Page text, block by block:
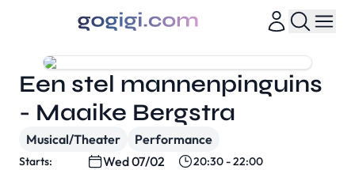
Een stel mannenpinguins
- Maaike Bergstra
Musical/Theater Performance
Starts: Wed 07/02
20:30 - 22:00